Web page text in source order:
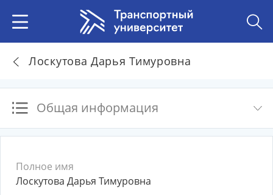
Лоскутова Дарья Тимуровна
Общая информация
Полное имя
Лоскутова Дарья Тимуровна